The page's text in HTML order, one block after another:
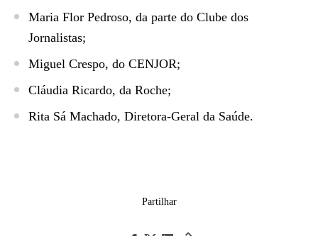
Maria Flor Pedroso, da parte do Clube dos
Jornalistas;
Miguel Crespo, do CENJOR;
Cláudia Ricardo, da Roche;
Rita Sá Machado, Diretora-Geral da Saúde.
Partilhar